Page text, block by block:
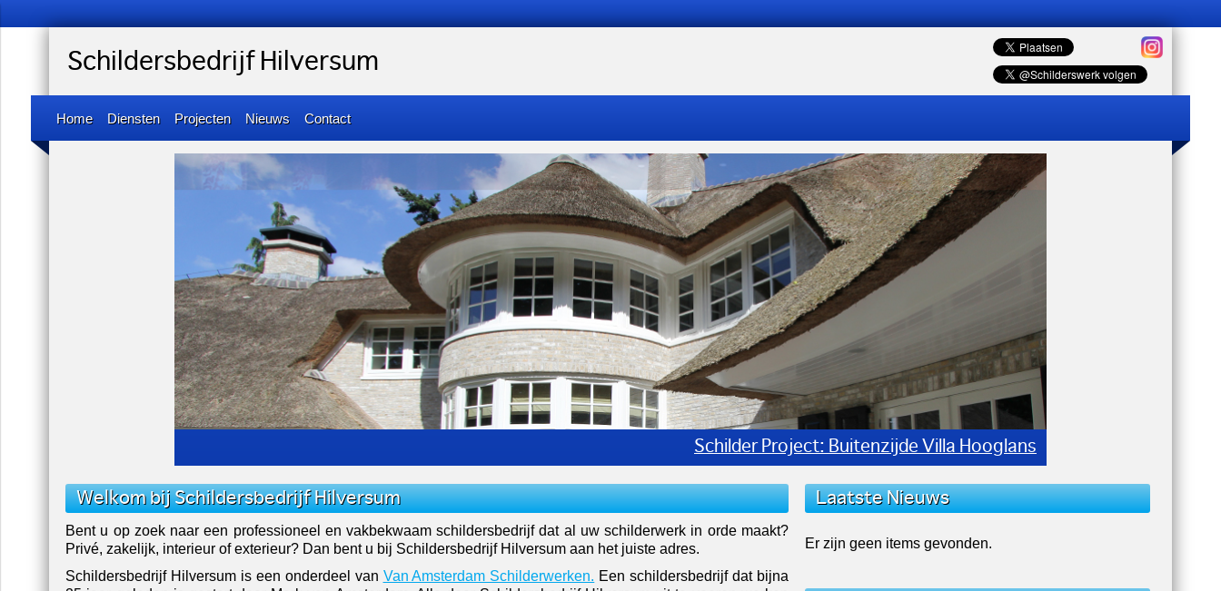
Schildersbedrijf Hilversum
Home Diensten Projecten Nieuws Contact
Schilderen The Red Sun Schildersbedrijf
Welkom bij Schildersbedrijf Hilversum
Bent u op zoek naar een professioneel en vakbekwaam schildersbedrijf dat al uw schilderwerk in orde maakt?
Privé, zakelijk, interieur of exterieur? Dan bent u bij Schildersbedrijf Hilversum aan het juiste adres.
Schildersbedrijf Hilversum is een onderdeel van Van Amsterdam Schilderwerken.
Een schildersbedrijf dat bijna
Laatste Nieuws
Er zijn geen items gevonden.